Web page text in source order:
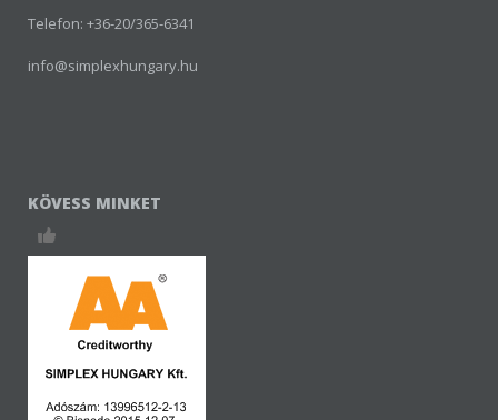
Telefon: +36-20/365-6341
info@simplexhungary.hu
KÖVESS MINKET